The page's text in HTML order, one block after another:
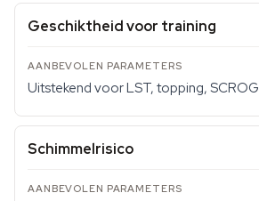
Geschiktheid voor training
Uitstekend voor LST, topping, SCROG
Schimmelrisico